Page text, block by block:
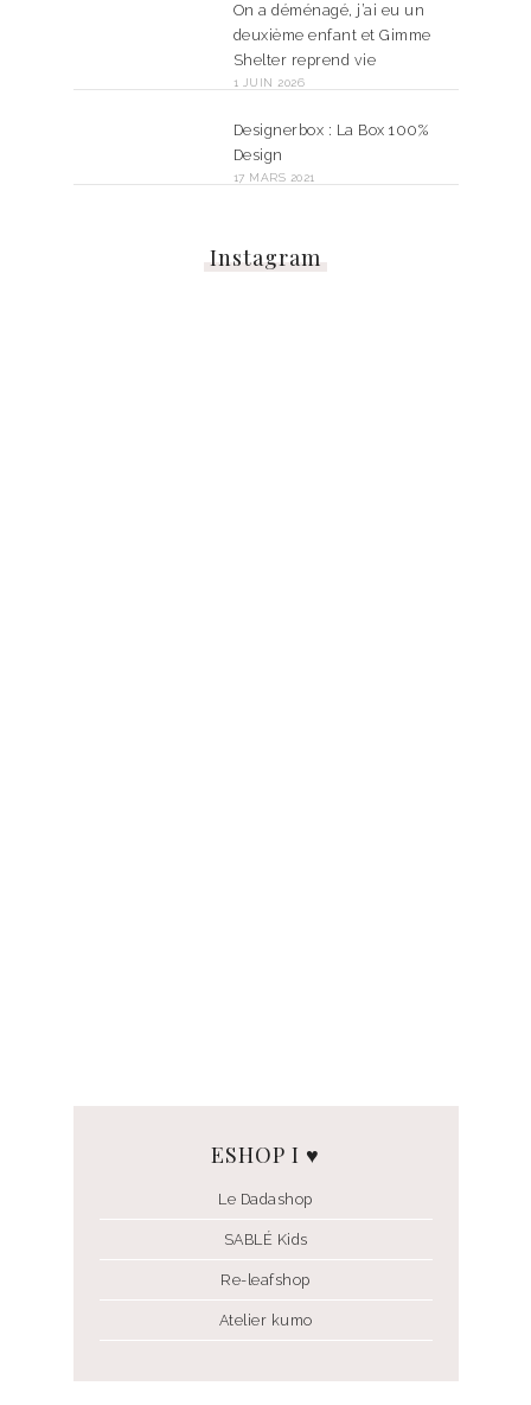
On a déménagé, j’ai eu un
deuxième enfant et Gimme
Shelter reprend vie
1 JUIN 2026
Designerbox : La Box 100%
Design
17 MARS 2021
Instagram
ESHOP I ♥
Le Dadashop
SABLÉ Kids
Re-leafshop
Atelier kumo